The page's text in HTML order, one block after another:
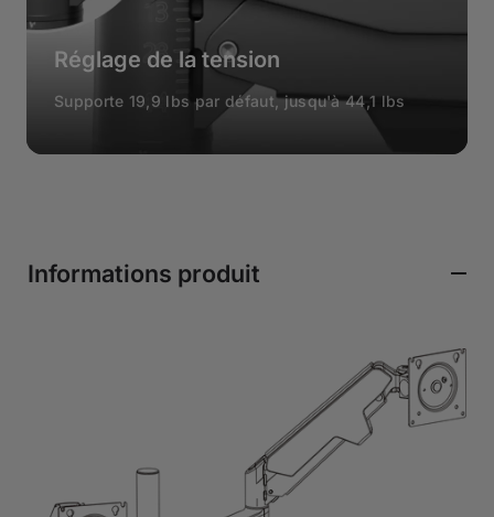
Réglage de la tension
Supporte 19,9 lbs par défaut, jusqu'à 44,1 lbs
Informations produit